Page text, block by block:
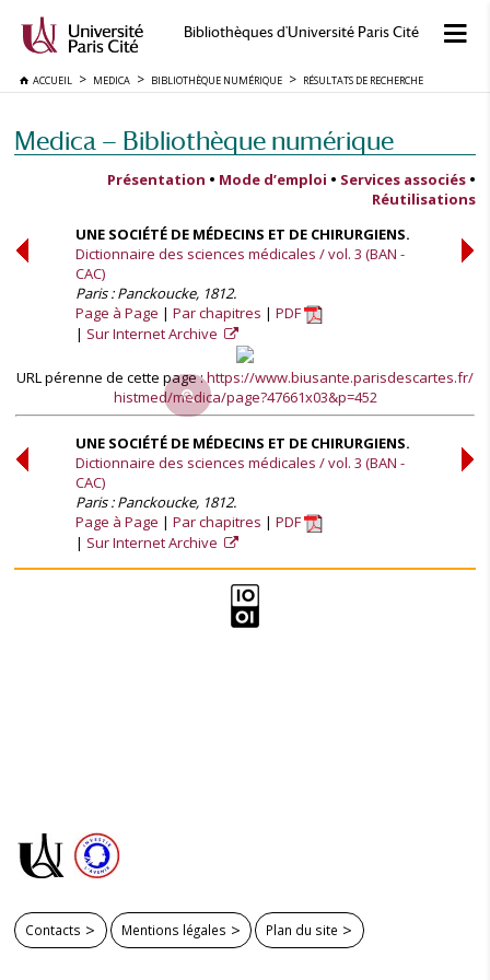
Bibliothèques d'Université Paris Cité
ACCUEIL MEDICA BIBLIOTHÈQUE NUMÉRIQUE RÉSULTATS DE RECHERCHE
Medica — Bibliothèque numérique
Présentation • Mode d’emploi • Services associés •
Réutilisations
UNE SOCIÉTÉ DE MÉDECINS ET DE CHIRURGIENS.
Dictionnaire des sciences médicales / vol. 3 (BAN -
CAC)
Paris : Panckoucke, 1812.
Page à Page
Par chapitres
PDF
Sur Internet Archive
URL pérenne de cette page :https://www.biusante.parisdescartes.fr/
histmed/medica/page?47661x03&p=452
UNE SOCIÉTÉ DE MÉDECINS ET DE CHIRURGIENS.
Dictionnaire des sciences médicales / vol. 3 (BAN -
CAC)
Paris : Panckoucke, 1812.
Page à Page
Par chapitres
PDF
Sur Internet Archive
Contacts Mentions légales Plan du site